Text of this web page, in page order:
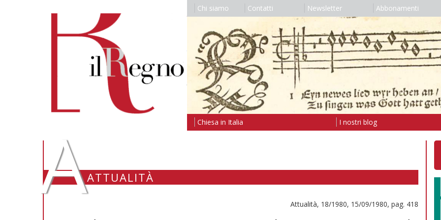
Chi siamo Contatti Newsletter Abbonamenti
Chiesa in Italia I nostri blog
AATTUALITÀ
Attualità, 18/1980, 15/09/1980, pag. 418